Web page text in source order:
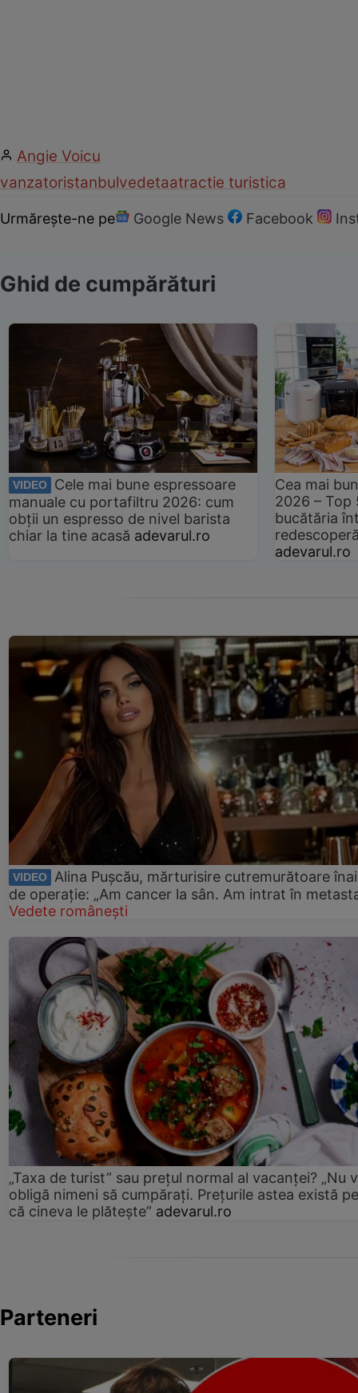
Angie Voicu
vanzatoristanbulvedetaatractie turistica
Urmărește-ne pe Google News Facebook
Ghid de cumpărături
VIDEO
Cele mai bune espressoare
manuale cu portafiltru 2026: cum
obții un espresso de nivel barista
chiar la tine acasă adevarul.ro
Cea mai
2026 –
bucătăria
adevarul.ro
VIDEO
Alina Pușcău, mărturisire cutremurătoare
de operație: „Am cancer la sân. Am intrat în
Vedete românești
„Taxa de turist” sau prețul normal al vacanței? „Nu
obligă nimeni să cumpărați. Prețurile astea există
că cineva le plătește” adevarul.ro
Parteneri